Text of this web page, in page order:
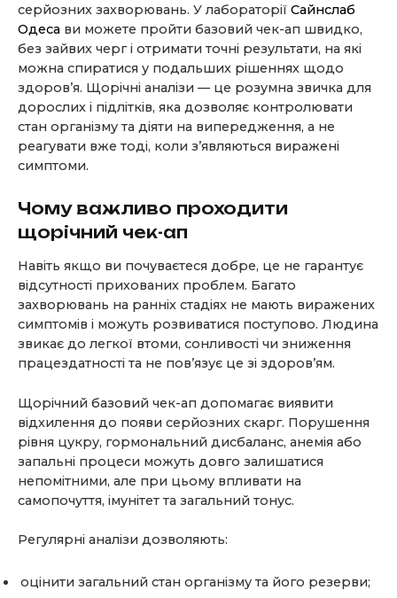
серйозних захворювань. У лабораторії Сайнслаб
Одеса ви можете пройти базовий чек-ап швидко,
без зайвих черг і отримати точні результати, на які
можна спиратися у подальших рішеннях щодо
здоров’я. Щорічні аналізи — це розумна звичка для
дорослих і підлітків, яка дозволяє контролювати
стан організму та діяти на випередження, а не
реагувати вже тоді, коли з’являються виражені
симптоми.
Чому важливо проходити
щорічний чек-ап
Навіть якщо ви почуваєтеся добре, це не гарантує
відсутності прихованих проблем. Багато
захворювань на ранніх стадіях не мають виражених
симптомів і можуть розвиватися поступово. Людина
звикає до легкої втоми, сонливості чи зниження
працездатності та не пов’язує це зі здоров’ям.
Щорічний базовий чек-ап допомагає виявити
відхилення до появи серйозних скарг. Порушення
рівня цукру, гормональний дисбаланс, анемія або
запальні процеси можуть довго залишатися
непомітними, але при цьому впливати на
самопочуття, імунітет та загальний тонус.
Регулярні аналізи дозволяють:
оцінити загальний стан організму та його резерви;